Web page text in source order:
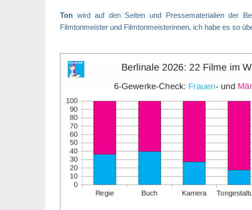
Ton wird auf den Seiten und Pressematerialien der
Filmtonmeister und Filmtonmeisterinnen, ich habe es so